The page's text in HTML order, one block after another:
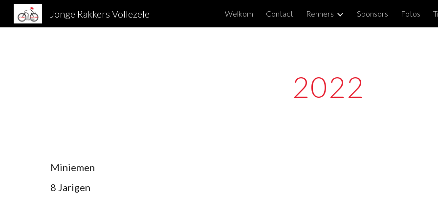
Skip to main content Skip to
Jonge Rakkers Vollezele Welkom Contact Renners Sponsors Fotos
2022
Miniemen
8 Jarigen